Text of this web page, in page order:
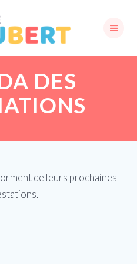
content
DES
de leurs prochaines